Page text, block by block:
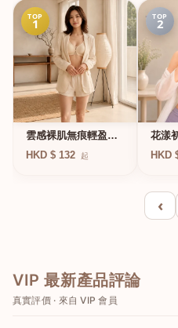
TOP
1
雲感裸肌無痕輕盈無
鋼圈內衣
HKD $ 132 起
TOP
2
花漾
圈蕾
HKD
‹
VIP 最新產品評論
真實評價 · 來自 VIP 會員